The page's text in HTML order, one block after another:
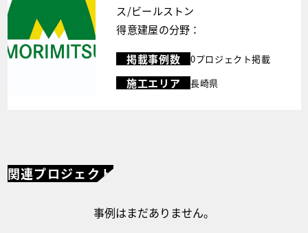
ス/ビールストン
得意建屋の分野：
掲載事例数 0プロジェクト掲載
施工エリア 長崎県
関連プロジェクト
事例はまだありません。